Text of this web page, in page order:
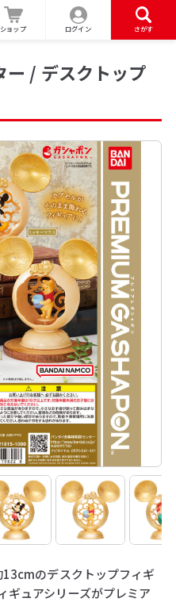
ショップ ログイン さがす
ー / デスクトップ
のデスクトップフィギ
ギュアシリーズがプレミア